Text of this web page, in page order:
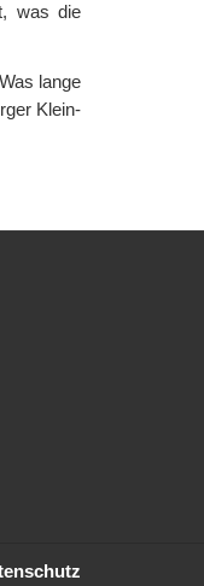
was die
lange
Klein-